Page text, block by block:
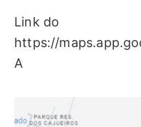
Link do
https://
A